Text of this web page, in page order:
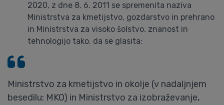
2020, z dne 8. 6. 2011 se spremenita naziva
Ministrstva za kmetijstvo, gozdarstvo in prehrano
in Ministrstva za visoko šolstvo, znanost in
tehnologijo tako, da se glasita:
Ministrstvo za kmetijstvo in okolje (v nadaljnjem
besedilu: MKO) in Ministrstvo za izobraževanje,